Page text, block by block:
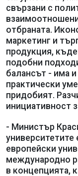
свързани с
отбраната.
маркетинг и
продукция,
подобни
балансът - има
практически
придобият.
инициативност
- Министър
европейски
международно
в концепцията,